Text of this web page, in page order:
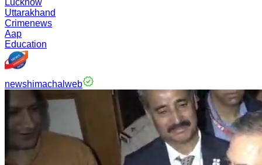
Lucknow
Uttarakhand
Crimenews
Aap
Education
newshimachalweb